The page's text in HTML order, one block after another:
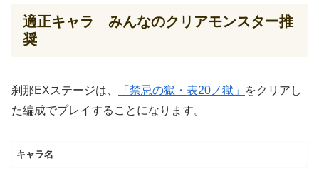
適正キャラ みんなのクリアモンスター推
奨
刹那EXステージは、 「禁忌の獄・表20ノ獄」
をクリアし
た編成でプレイすることになります。
キャラ名